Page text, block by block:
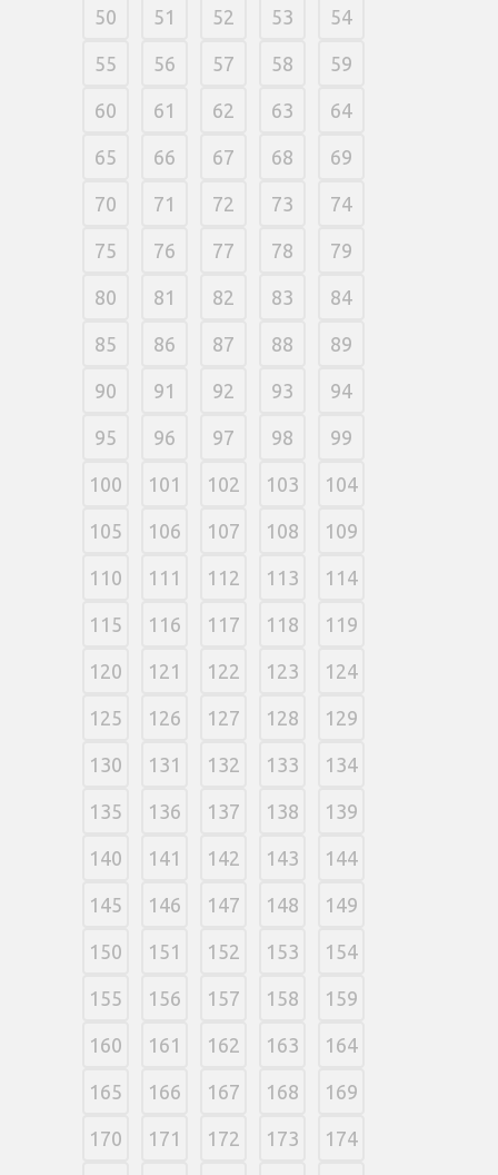
50 51 52 53 54
55 56 57 58 59
60 61 62 63 64
65 66 67 68 69
70 71 72 73 74
75 76 77 78 79
80 81 82 83 84
85 86 87 88 89
90 91 92 93 94
95 96 97 98 99
100 101 102 103 104
105 106 107 108 109
110 111 112 113 114
115 116 117 118 119
120 121 122 123 124
125 126 127 128 129
130 131 132 133 134
135 136 137 138 139
140 141 142 143 144
145 146 147 148 149
150 151 152 153 154
155 156 157 158 159
160 161 162 163 164
165 166 167 168 169
170 171 172 173 174